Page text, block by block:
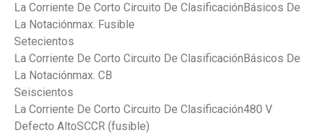
La Corriente De Corto Circuito De ClasificaciónBásicos De
La Notaciónmax. Fusible
Setecientos
La Corriente De Corto Circuito De ClasificaciónBásicos De
La Notaciónmax. CB
Seiscientos
La Corriente De Corto Circuito De Clasificación480 V
Defecto AltoSCCR (fusible)